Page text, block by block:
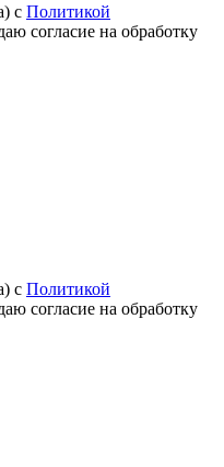
с Политикой
согласие на обработку
с Политикой
согласие на обработку